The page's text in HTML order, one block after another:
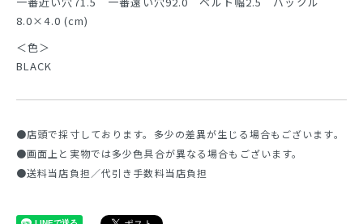
8.0×4.0 (cm)
＜色＞
BLACK
●店頭で採寸しております。多少の差異が生じる場合もございます。
●画面上と実物では多少色具合が異なる場合もございます。
●送料当店負担／代引き手数料当店負担